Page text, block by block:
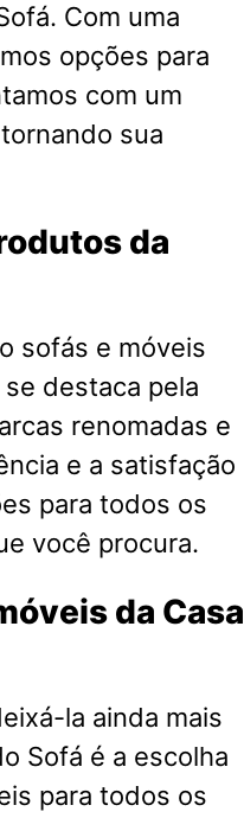
Com uma
opções para
com um
sua
da
sofás e móveis
destaca pela
renomadas e
e a satisfação
para todos os
você procura.
da Casa
la ainda mais
Sofá é a escolha
para todos os